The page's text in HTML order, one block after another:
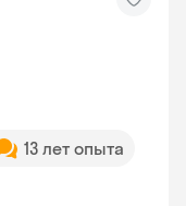
13 лет опыта